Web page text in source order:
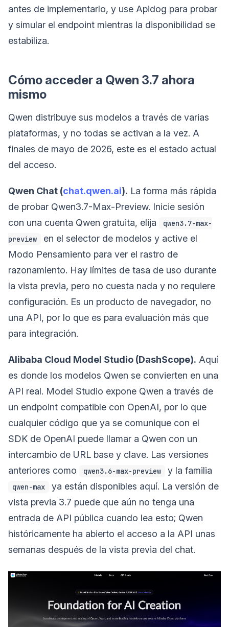
antes de implementarlo, y use Apidog para probar
y simular el endpoint mientras la disponibilidad se
estabiliza.
Cómo acceder a Qwen 3.7 ahora
mismo
Qwen distribuye sus modelos a través de varias
plataformas, y no todas se activan a la vez. A
finales de mayo de 2026, este es el estado actual
del acceso.
Qwen Chat (chat.qwen.ai). La forma más rápida
de probar Qwen3.7-Max-Preview. Inicie sesión
con una cuenta Qwen gratuita, elija
qwen3.7-max-
preview
en el selector de modelos y active el
Modo Pensamiento para ver el rastro de
razonamiento. Hay límites de tasa de uso durante
la vista previa, pero no cuesta nada y no requiere
configuración. Es un producto de navegador, no
una API, por lo que es para evaluación más que
para integración.
Alibaba Cloud Model Studio (DashScope). Aquí
es donde los modelos Qwen se convierten en una
API real. Model Studio expone Qwen a través de
un endpoint compatible con OpenAI, por lo que
cualquier código que ya se comunique con el
SDK de OpenAI puede llamar a Qwen con un
intercambio de URL base y clave. Las versiones
anteriores como
qwen3.6-max-preview y la familia
qwen-max
ya están disponibles aquí. La versión de
vista previa 3.7 puede que aún no tenga una
entrada de API pública cuando lea esto; Qwen
históricamente ha abierto el acceso a la API unas
semanas después de la vista previa del chat.